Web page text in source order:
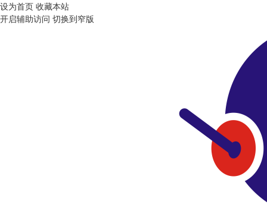
设为首页 收藏本站
开启辅助访问 切换到窄版